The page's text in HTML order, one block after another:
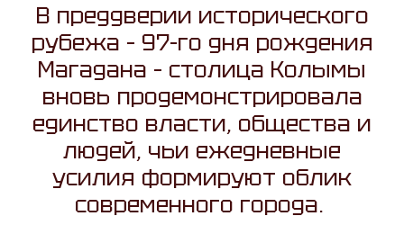
В преддверии исторического
рубежа – 97-го дня рождения
Магадана – столица Колымы
вновь продемонстрировала
единство власти, общества и
людей, чьи ежедневные
усилия формируют облик
современного города.